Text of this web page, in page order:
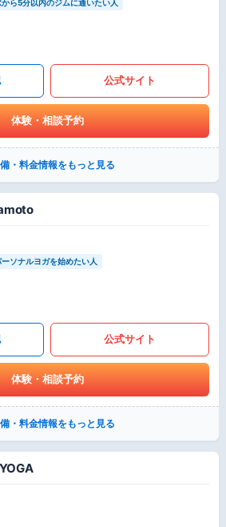
から5分以内のジムに通いたい人
公式サイト
体験・相談予約
・料金情報をもっと見る
ーソナルヨガを始めたい人
公式サイト
体験・相談予約
・料金情報をもっと見る